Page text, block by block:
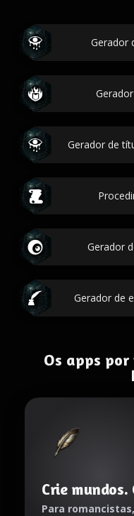
Gerador
Gerador de
Gerador
Gerador de
Os apps
Crie
Para